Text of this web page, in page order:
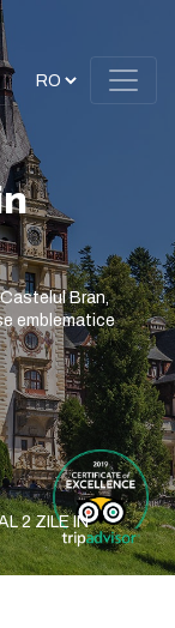
Bran,
emblematice
2 ZILE IN